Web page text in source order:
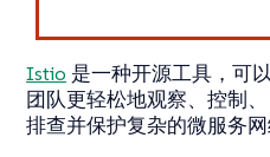
Istio 是一种开源工具，可
团队更轻松地观察、控制、
排查并保护复杂的微服务网